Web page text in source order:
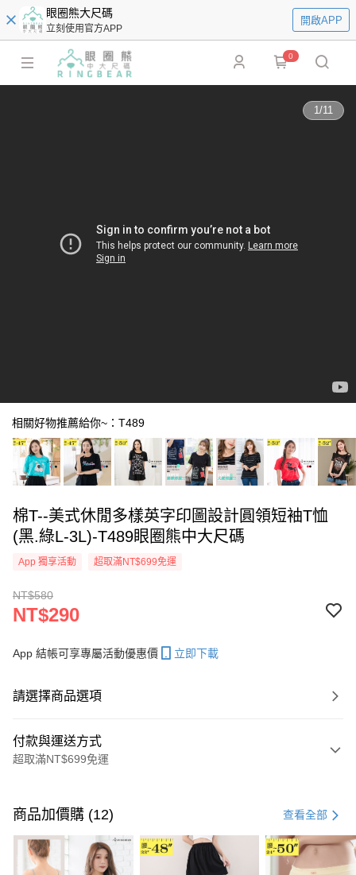
眼圈熊大尺碼
立刻使用官方APP
開啟APP
0
1/11
相關好物推薦給你~：T489
棉T--美式休閒多樣英字印圖設計圓領短袖T恤
(黑.綠L-3L)-T489眼圈熊中大尺碼
App 獨享活動 超取滿NT$699免運
NT$580
NT$290
App 結帳可享專屬活動優惠價 立即下載
請選擇商品選項
付款與運送方式
超取滿NT$699免運
信用卡一次付款
超商取貨付款
LINE Pay
商品加價購 (12) 查看全部